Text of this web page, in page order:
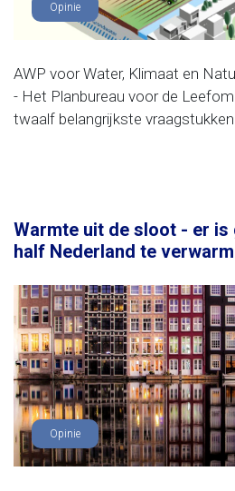
Opinie
AWP voor Water, Klimaat en
- Het Planbureau voor de
twaalf belangrijkste
Warmte uit de sloot - er is
half Nederland te
Opinie